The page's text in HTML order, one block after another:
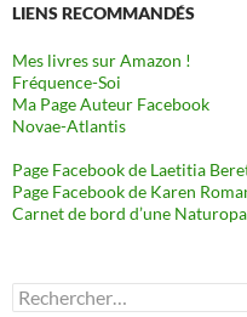
LIENS RECOMMANDÉS
Mes livres sur Amazon !
Fréquence-Soi
Ma Page Auteur Facebook
Novae-Atlantis
Page Facebook de Laetitia
Page Facebook de Karen
Carnet de bord d’une
Rechercher :